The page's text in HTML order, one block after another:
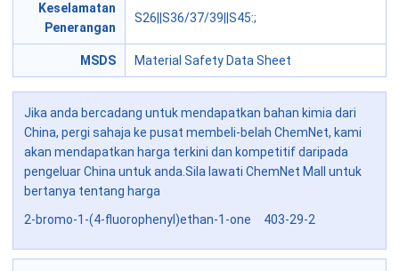
Keselamatan
Penerangan
S26||S36/37/39||S45:;
MSDS Material Safety Data Sheet
Jika anda bercadang untuk mendapatkan bahan kimia dari
China, pergi sahaja ke pusat membeli-belah ChemNet, kami
akan mendapatkan harga terkini dan kompetitif daripada
pengeluar China untuk anda.Sila lawati ChemNet Mall untuk
bertanya tentang harga
2-bromo-1-(4-fluorophenyl)ethan-1-one 403-29-2